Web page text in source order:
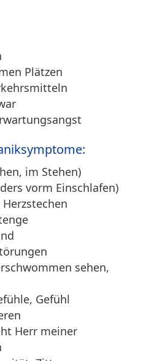
Plätzen
im Stehen)
vorm Einschlafen)
sehen,
Gefühl
Herr meiner